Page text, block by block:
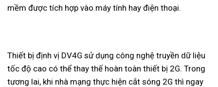
mềm được tích hợp vào máy tính hay điện thoại.
Thiết bị định vị DV4G sử dụng công nghệ truyền dữ liệu
tốc độ cao có thể thay thế hoàn toàn thiết bị 2G. Trong
tương lai, khi nhà mạng thực hiện cắt sóng 2G thì ngay